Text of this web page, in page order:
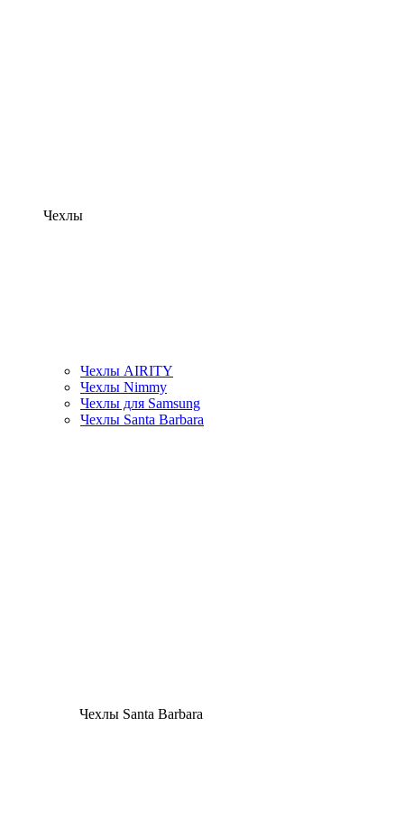
Чехлы
Чехлы AIRITY
Чехлы Nimmy
Чехлы для Samsung
Чехлы Santa Barbara
Чехлы Santa Barbara